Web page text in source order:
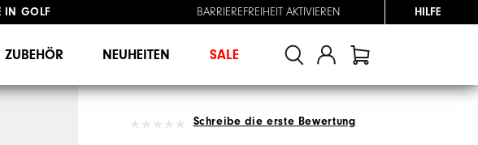
GOLF
BARRIEREFREIHEIT AKTIVIEREN HILFE
ZUBEHÖR NEUHEITEN SALE
Schreibe die erste Bewertung